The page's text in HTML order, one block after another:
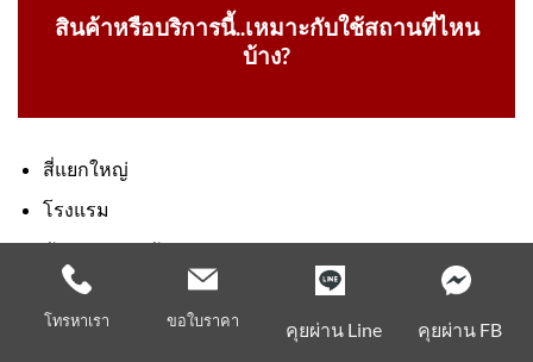
สินค้าหรือบริการนี้..เหมาะกับใช้สถานที่ไหน
บ้าง?
สี่แยกใหญ่
โรงแรม
ห้างสรรพสินค้า
ถนนสายหลัก ถนนสายรอง
คอนโด
โทรหาเรา ขอใบราคา คุยผ่าน Line คุยผ่าน FB